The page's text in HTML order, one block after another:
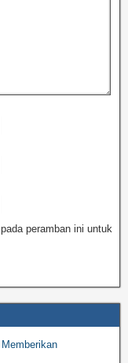
peramban ini untuk